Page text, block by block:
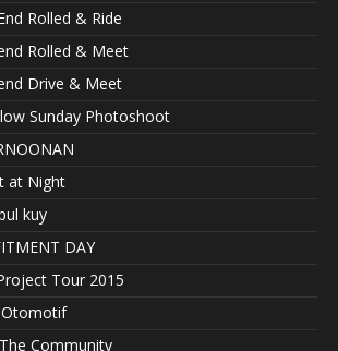
Rolled & Ride
Rolled & Meet
Drive & Meet
Sunday Photoshoot
at Night
kuy
DAY
Tour 2015
Otomotif
Community